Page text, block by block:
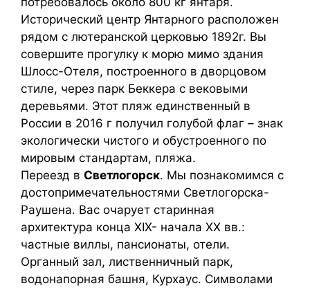
Исторический центр Янтарного расположен
рядом с лютеранской церковью 1892г. Вы
совершите прогулку к морю мимо здания
Шлосс-Отеля, построенного в дворцовом
стиле, через парк Беккера с вековыми
деревьями. Этот пляж единственный в
России в 2016 г получил голубой флаг – знак
экологически чистого и обустроенного по
мировым стандартам, пляжа.
Переезд в Светлогорск. Мы познакомимся с
достопримечательностями Светлогорска-
Раушена. Вас очарует старинная
архитектура конца XIX- начала XX вв.:
частные виллы, пансионаты, отели.
Органный зал, лиственничный парк,
водонапорная башня, Курхаус. Символами